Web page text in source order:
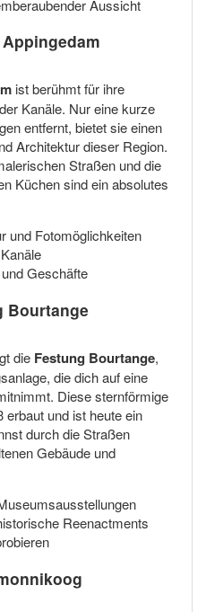
Aussicht
ist berühmt für ihre
Kanäle. Nur eine kurze
entfernt, bietet sie einen
Architektur dieser Region.
Straßen und die
Küchen sind ein absolutes
und Fotomöglichkeiten
Geschäfte
Bourtange
die Festung Bourtange,
die dich auf eine
Diese sternförmige
erbaut und ist heute ein
durch die Straßen
Gebäude und
Reenactments